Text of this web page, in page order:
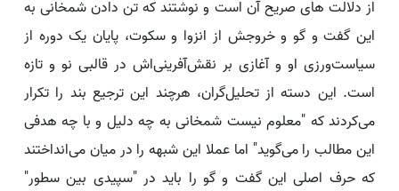
از دلالت های صریح آن است و نوشتند که تن دادن شمخانی به
این گفت و گو و خروجش از انزوا و سکوت، پایان یک دوره از
سیاست‌ورزی او و آغازی بر نقش‌آفرینی‌اش در قالبی نو و تازه
است. این دسته از تحلیل‌گران، هرچند این ترجیع بند را تکرار
می‌کردند که "معلوم نیست شمخانی به چه دلیل و با چه هدفی
این مطالب را می‌گوید" اما عملا این شبهه را در میان می‌انداختند
که حرف اصلی این گفت و گو را باید در "سپیدی بین سطور"